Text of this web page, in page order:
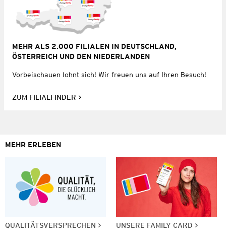
MEHR ALS 2.000 FILIALEN IN DEUTSCHLAND,
ÖSTERREICH UND DEN NIEDERLANDEN
Vorbeischauen lohnt sich! Wir freuen uns auf Ihren Besuch!
ZUM FILIALFINDER
MEHR ERLEBEN
QUALITÄTSVERSPRECHEN UNSERE FAMILY CARD